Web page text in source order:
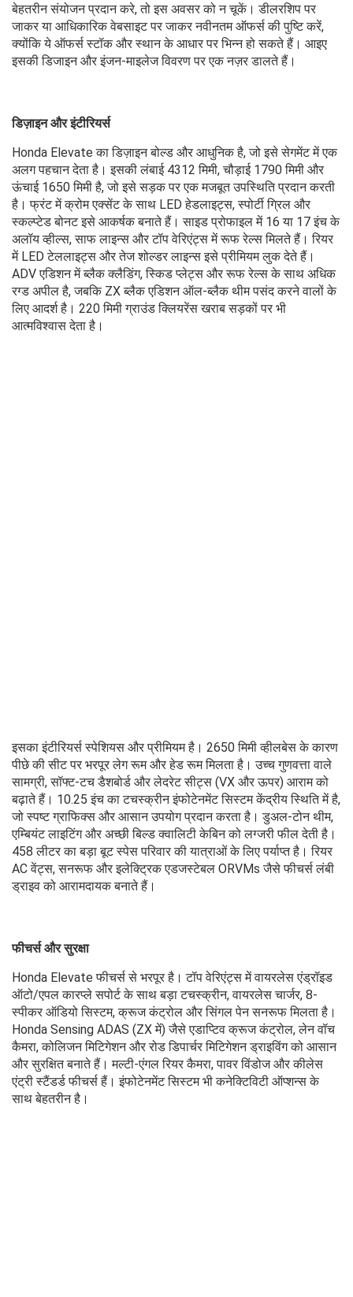
बेहतरीन संयोजन प्रदान करे, तो इस अवसर को न चूकें। डीलरशिप पर
जाकर या आधिकारिक वेबसाइट पर जाकर नवीनतम ऑफर्स की पुष्टि करें,
क्योंकि ये ऑफर्स स्टॉक और स्थान के आधार पर भिन्न हो सकते हैं। आइए
इसकी डिजाइन और इंजन-माइलेज विवरण पर एक नज़र डालते हैं।
डिज़ाइन और इंटीरियर्स
Honda Elevate का डिज़ाइन बोल्ड और आधुनिक है, जो इसे सेगमेंट में एक
अलग पहचान देता है। इसकी लंबाई 4312 मिमी, चौड़ाई 1790 मिमी और
ऊंचाई 1650 मिमी है, जो इसे सड़क पर एक मजबूत उपस्थिति प्रदान करती
है। फ्रंट में क्रोम एक्सेंट के साथ LED हेडलाइट्स, स्पोर्टी ग्रिल और
स्कल्प्टेड बोनट इसे आकर्षक बनाते हैं। साइड प्रोफाइल में 16 या 17 इंच के
अलॉय व्हील्स, साफ लाइन्स और टॉप वेरिएंट्स में रूफ रेल्स मिलते हैं। रियर
में LED टेललाइट्स और तेज शोल्डर लाइन्स इसे प्रीमियम लुक देते हैं।
ADV एडिशन में ब्लैक क्लैडिंग, स्किड प्लेट्स और रूफ रेल्स के साथ अधिक
रग्ड अपील है, जबकि ZX ब्लैक एडिशन ऑल-ब्लैक थीम पसंद करने वालों के
लिए आदर्श है। 220 मिमी ग्राउंड क्लियरेंस खराब सड़कों पर भी
आत्मविश्वास देता है।
इसका इंटीरियर्स स्पेशियस और प्रीमियम है। 2650 मिमी व्हीलबेस के कारण
पीछे की सीट पर भरपूर लेग रूम और हेड रूम मिलता है। उच्च गुणवत्ता वाले
सामग्री, सॉफ्ट-टच डैशबोर्ड और लेदरेट सीट्स (VX और ऊपर) आराम को
बढ़ाते हैं। 10.25 इंच का टचस्क्रीन इंफोटेनमेंट सिस्टम केंद्रीय स्थिति में है,
जो स्पष्ट ग्राफिक्स और आसान उपयोग प्रदान करता है। डुअल-टोन थीम,
एम्बियंट लाइटिंग और अच्छी बिल्ड क्वालिटी केबिन को लग्जरी फील देती है।
458 लीटर का बड़ा बूट स्पेस परिवार की यात्राओं के लिए पर्याप्त है। रियर
AC वेंट्स, सनरूफ और इलेक्ट्रिक एडजस्टेबल ORVMs जैसे फीचर्स लंबी
ड्राइव को आरामदायक बनाते हैं।
फीचर्स और सुरक्षा
Honda Elevate फीचर्स से भरपूर है। टॉप वेरिएंट्स में वायरलेस एंड्रॉइड
ऑटो/एपल कारप्ले सपोर्ट के साथ बड़ा टचस्क्रीन, वायरलेस चार्जर, 8-
स्पीकर ऑडियो सिस्टम, क्रूज कंट्रोल और सिंगल पेन सनरूफ मिलता है।
Honda Sensing ADAS (ZX में) जैसे एडाप्टिव क्रूज कंट्रोल, लेन वॉच
कैमरा, कोलिजन मिटिगेशन और रोड डिपार्चर मिटिगेशन ड्राइविंग को आसान
और सुरक्षित बनाते हैं। मल्टी-एंगल रियर कैमरा, पावर विंडोज और कीलेस
एंट्री स्टैंडर्ड फीचर्स हैं। इंफोटेनमेंट सिस्टम भी कनेक्टिविटी ऑप्शन्स के
साथ बेहतरीन है।